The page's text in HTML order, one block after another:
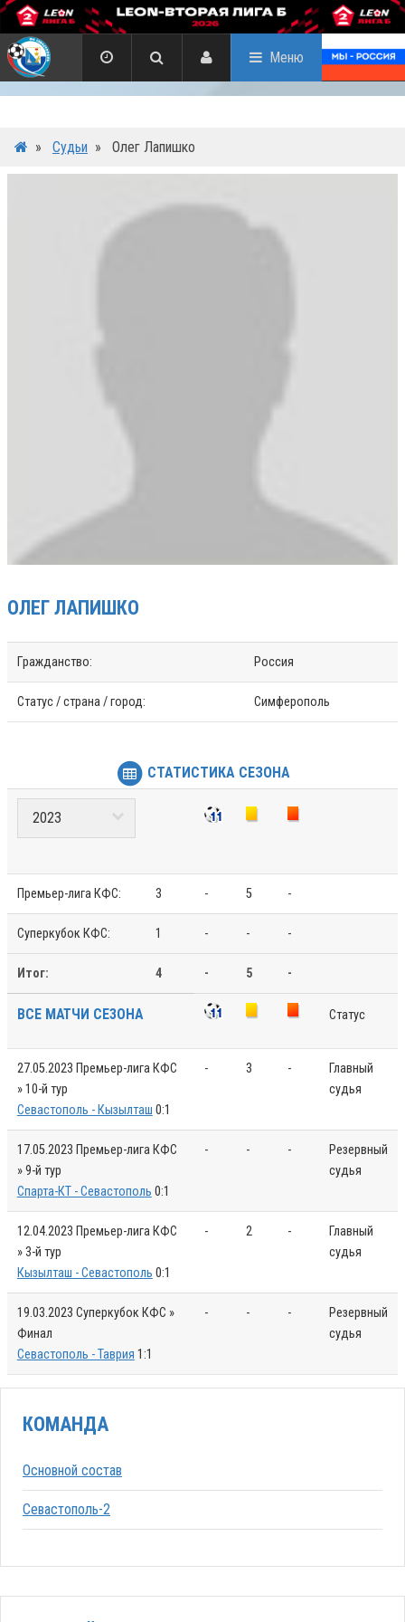
Меню
» Судьи » Олег Лапишко
ОЛЕГ ЛАПИШКО
Гражданство: Россия
Статус / страна / город: Симферополь
СТАТИСТИКА СЕЗОНА
Премьер-лига КФС: 3 - 5 -
Суперкубок КФС: 1 - - -
Итог: 4 - 5 -
ВСЕ МАТЧИ СЕЗОНА Статус
27.05.2023 Премьер-лига КФС
» 10-й тур
Севастополь - Кызылташ 0:1
- 3 -
Главный
судья
17.05.2023 Премьер-лига КФС
» 9-й тур
Спарта-КТ - Севастополь 0:1
- - -
Резервный
судья
12.04.2023 Премьер-лига КФС
» 3-й тур
Кызылташ - Севастополь 0:1
- 2 -
Главный
судья
19.03.2023 Суперкубок КФС »
Финал
Севастополь - Таврия 1:1
- - -
Резервный
судья
КОМАНДА
Основной состав
Севастополь-2